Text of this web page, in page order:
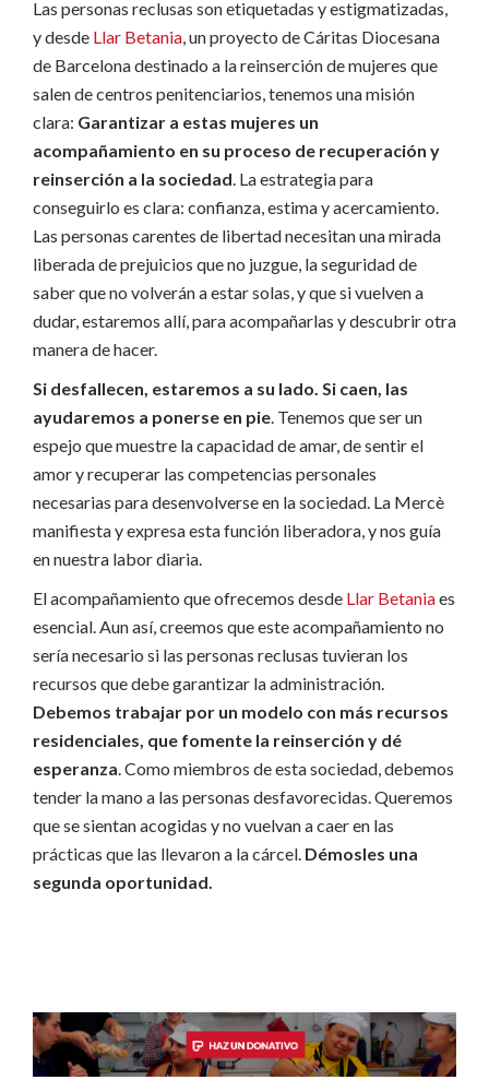
Las personas reclusas son etiquetadas y estigmatizadas,
y desde Llar Betania , un proyecto de Cáritas Diocesana
de Barcelona destinado a la reinserción de mujeres que
salen de centros penitenciarios, tenemos una misión
clara: Garantizar a estas mujeres un
acompañamiento en su proceso de recuperación y
reinserción a la sociedad . La estrategia para
conseguirlo es clara: confianza, estima y acercamiento.
Las personas carentes de libertad necesitan una mirada
liberada de prejuicios que no juzgue, la seguridad de
saber que no volverán a estar solas, y que si vuelven a
dudar, estaremos allí, para acompañarlas y descubrir otra
manera de hacer.
Si desfallecen, estaremos a su lado. Si caen, las
ayudaremos a ponerse en pie . Tenemos que ser un
espejo que muestre la capacidad de amar, de sentir el
amor y recuperar las competencias personales
necesarias para desenvolverse en la sociedad. La Mercè
manifiesta y expresa esta función liberadora, y nos guía
en nuestra labor diaria.
El acompañamiento que ofrecemos desde Llar Betaniaes
esencial. Aun así, creemos que este acompañamiento no
sería necesario si las personas reclusas tuvieran los
recursos que debe garantizar la administración.
Debemos trabajar por un modelo con más recursos
residenciales, que fomente la reinserción y dé
esperanza . Como miembros de esta sociedad, debemos
tender la mano a las personas desfavorecidas. Queremos
que se sientan acogidas y no vuelvan a caer en las
prácticas que las llevaron a la cárcel. Démosles una
segunda oportunidad.